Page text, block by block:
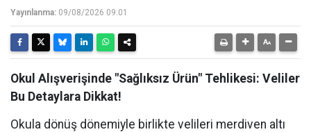
Yayınlanma: 09/08/2026 09:01
Okul Alışverişinde "Sağlıksız Ürün" Tehlikesi: Veliler
Bu Detaylara Dikkat!
Okula dönüş dönemiyle birlikte velileri merdiven altı